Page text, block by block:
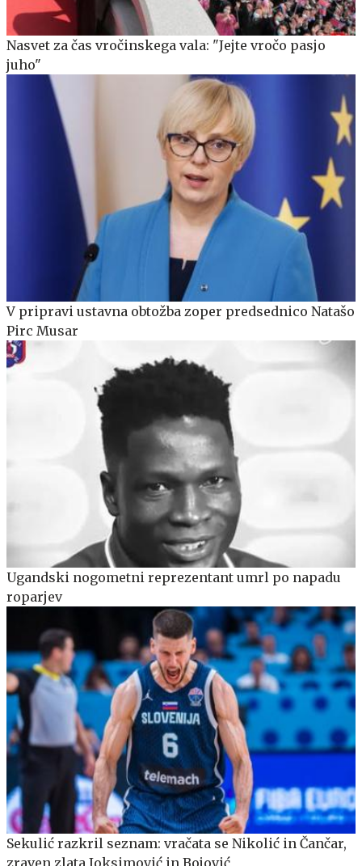
Nasvet za čas vročinskega vala: "Jejte vročo pasjo
juho"
V pripravi ustavna obtožba zoper predsednico Natašo
Pirc Musar
Ugandski nogometni reprezentant umrl po napadu
roparjev
Sekulić razkril seznam: vračata se Nikolić in Čančar,
zraven zlata Joksimović in Bojović